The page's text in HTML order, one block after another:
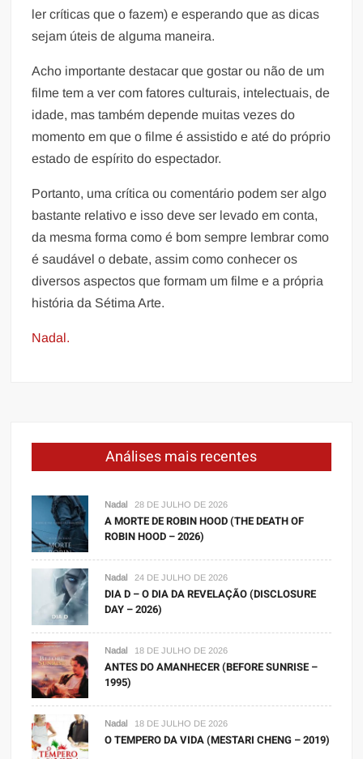
ler críticas que o fazem) e esperando que as dicas
sejam úteis de alguma maneira.
Acho importante destacar que gostar ou não de um
filme tem a ver com fatores culturais, intelectuais, de
idade, mas também depende muitas vezes do
momento em que o filme é assistido e até do próprio
estado de espírito do espectador.
Portanto, uma crítica ou comentário podem ser algo
bastante relativo e isso deve ser levado em conta,
da mesma forma como é bom sempre lembrar como
é saudável o debate, assim como conhecer os
diversos aspectos que formam um filme e a própria
história da Sétima Arte.
Nadal.
Análises mais recentes
Nadal 28 DE JULHO DE 2026
A MORTE DE ROBIN HOOD (THE DEATH OF
ROBIN HOOD – 2026)
Nadal 24 DE JULHO DE 2026
DIA D – O DIA DA REVELAÇÃO (DISCLOSURE
DAY – 2026)
Nadal 18 DE JULHO DE 2026
ANTES DO AMANHECER (BEFORE SUNRISE –
1995)
Nadal 18 DE JULHO DE 2026
O TEMPERO DA VIDA (MESTARI CHENG – 2019)